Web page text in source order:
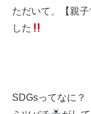
ただいて、【親
した
SDGsってなに？